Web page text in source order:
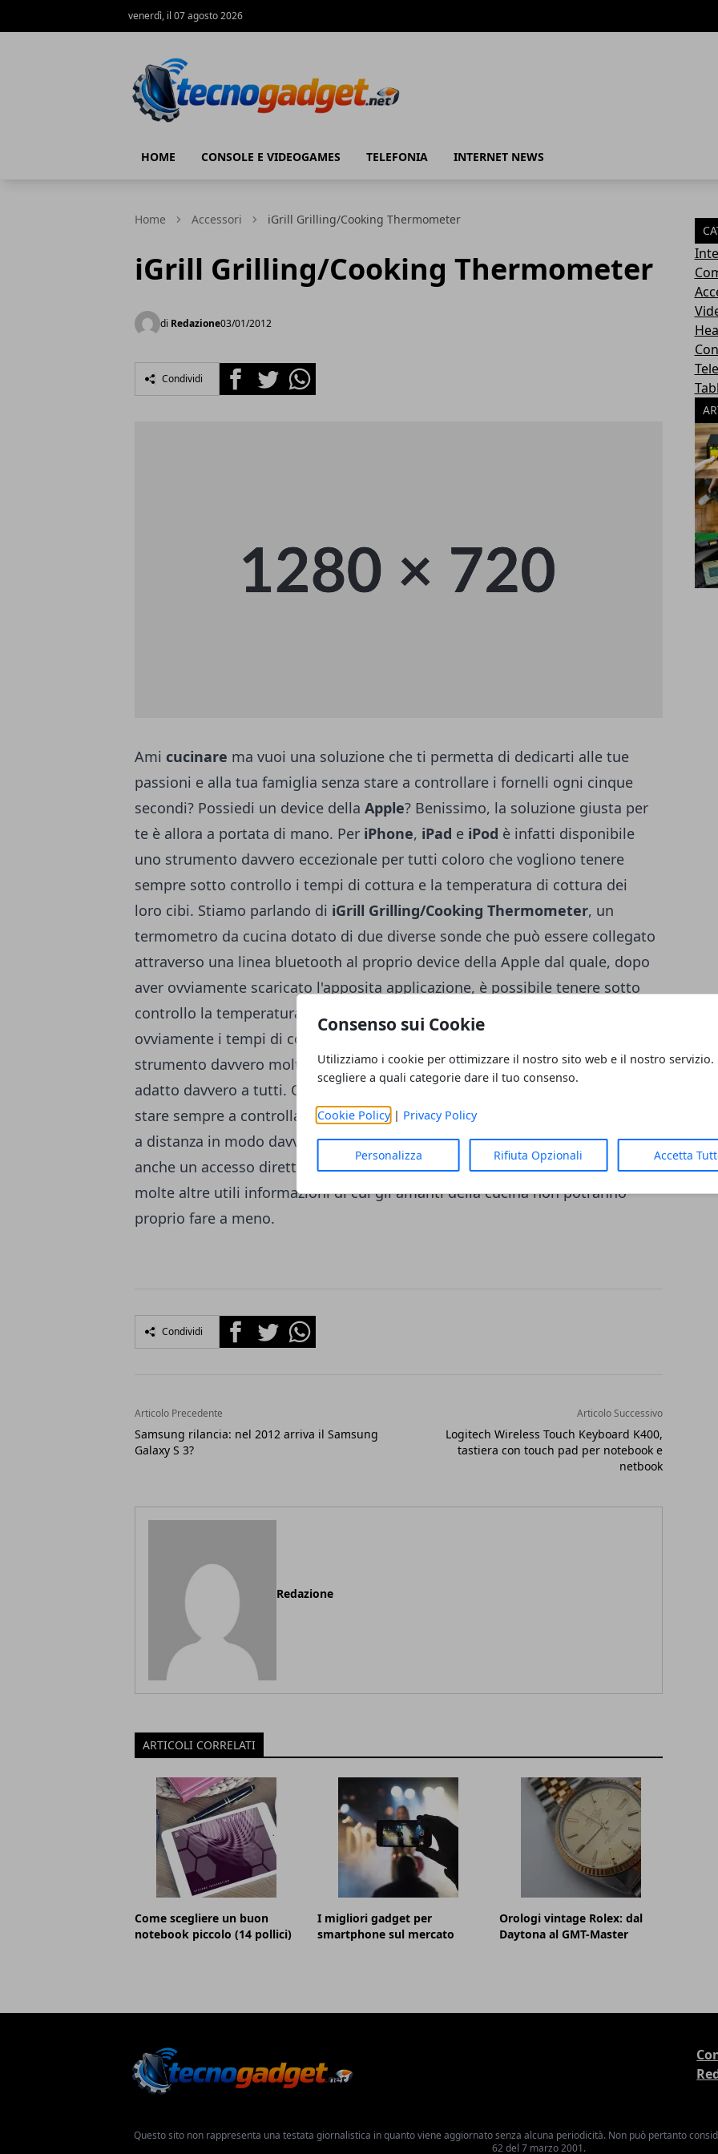
Consenso sui Cookie
Utilizziamo i cookie per ottimizzare il nostro sito web e il nostro servizio.
scegliere a quali categorie dare il tuo consenso.
Cookie Policy| Privacy Policy
Personalizza Rifiuta Opzionali Accetta
venerdì, il 07 agosto 2026
HOME CONSOLE E VIDEOGAMES TELEFONIA INTERNET NEWS
Home Accessori iGrill Grilling/Cooking Thermometer
iGrill Grilling/Cooking Thermometer
di Redazione03/01/2012
Condividi FacebookTwitterWhatsapp
Ami cucinare ma vuoi una soluzione che ti permetta di dedicarti alle tue
passioni e alla tua famiglia senza stare a controllare i fornelli ogni cinque
secondi? Possiedi un device della Apple? Benissimo, la soluzione giusta per
te è allora a portata di mano. Per iPhone, iPad e iPod è infatti disponibile
uno strumento davvero eccezionale per tutti coloro che vogliono tenere
sempre sotto controllo i tempi di cottura e la temperatura di cottura dei
loro cibi. Stiamo parlando di iGrill Grilling/Cooking Thermometer, un
termometro da cucina dotato di due diverse sonde che può essere collegato
attraverso una linea bluetooth al proprio device della Apple dal quale, dopo
aver ovviamente scaricato l'apposita applicazione, è possibile tenere sotto
controllo la temperatura di cottura dei nostri piatti preferiti e anche
ovviamente i tempi di cottura grazie all'apposito timer. Si tratta di uno
strumento davvero molto semplice da utilizzare, uno strumento quindi
adatto davvero a tutti. Questa nuova applicazione vi permette quindi di non
stare sempre a controllare i fornelli perché la cottura può essere controllata
a distanza in modo davvero molto semplice. L'applicazione offre ovviamente
anche un accesso diretto ad un database di ricette da copiare e anche a
molte altre utili informazioni di cui gli amanti della cucina non potranno
proprio fare a meno.
Condividi FacebookTwitterWhatsapp
Articolo Precedente
Samsung rilancia: nel 2012 arriva il Samsung
Galaxy S 3?
Articolo Successivo
Logitech Wireless Touch Keyboard K400,
tastiera con touch pad per notebook e
netbook
Redazione
ARTICOLI CORRELATI
Come scegliere un buon
notebook piccolo (14 pollici)
I migliori gadget per
smartphone sul mercato
Orologi vintage Rolex: dal
Daytona al GMT-Master
Questo sito non rappresenta una testata giornalistica in quanto viene aggiornato senza alcuna periodicità. Non può pertanto
62 del 7 marzo 2001.